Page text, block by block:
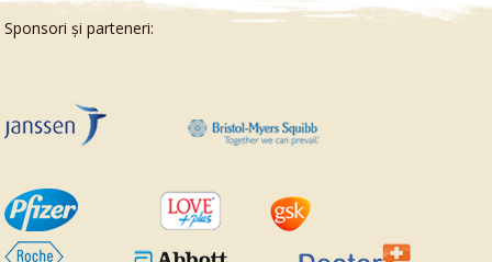
Sponsori șiparteneri: